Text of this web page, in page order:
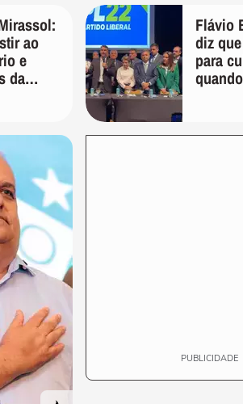
ao
e
da
Flávio
diz
para
mim'
PUBLICIDADE